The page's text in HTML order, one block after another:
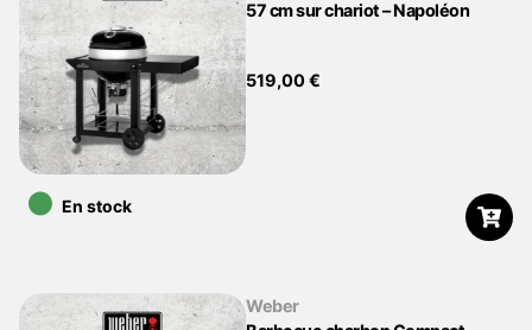
57 cm sur chariot – Napoléon
519,00€
•En stock
Weber